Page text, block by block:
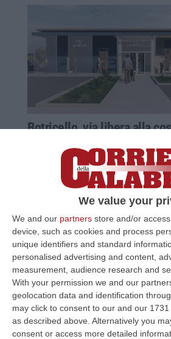
We value your
We and our partners store and/or
device, such as cookies and process
unique identifiers and standard
personalised advertising and content,
measurement, audience research and
With your permission we and our
geolocation data and identification
may click to consent to our and our 1731
as described above. Alternatively you
consent or access more detailed
Botricello, via libera alla
operativa
Il sindaco Puccio: «L’avvio di
importante opera consentirà
comprensorio»
Pubblicato il: 27/04/24 – 19:55